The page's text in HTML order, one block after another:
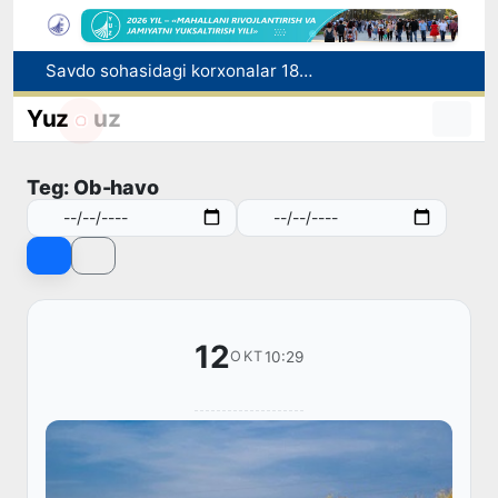
Savdo sohasidagi korxonalar 18,8 trln so‘mdan ortiq soliq to‘ladi
Nukus shahriga yangi prokuror tayinlandi
Sirdaryo viloyatida noqonuniy baliq ovlash holatiga chek qo'yildi
Yuz uz
Teg: Ob-havo
12OKT10:29